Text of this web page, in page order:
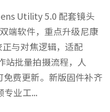
Utility 5.0 配套镜头
端软件，重点升级尼康
与对焦逻辑，适配
站批量拍摄流程，人
费更新。新版固件补齐
专业工...